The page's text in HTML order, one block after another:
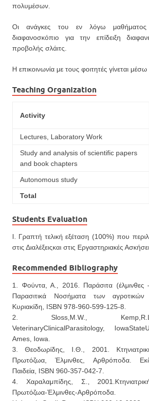
πολυμέσων.
Οι ανάγκες του εν λόγω μαθήματος
διαφανοσκόπιο για την επίδειξη
προβολής σλάιτς.
Η επικοινωνία με τους φοιτητές γίνεται
Teaching Organization
Activity
Lectures, Laboratory Work
Study and analysis of scientific papers
and book chapters
Autonomous study
Total
Students Evaluation
Ι. Γραπτή τελική εξέταση (100%) που
στις Διαλέξειςκαι στις Εργαστηριακές
Recommended Bibliography
1. Φούντα, Α., 2016. Παράσιτα (έλμινθες
Παρασιτικά Νοσήματα των
Κυριακίδη, ISBN 978-960-599-125-8.
2. Sloss,M.W.,
VeterinaryClinicalParasitology,
Ames, Iowa.
3. Θεοδωρίδης, Ι.Θ., 2001.
Πρωτόζωα, Έλμινθες, Αρθρόποδα.
Παιδεία, ISBN 960-357-042-7.
4. Χαραλαμπίδης, Σ.,
Πρωτόζωα-Έλμινθες-